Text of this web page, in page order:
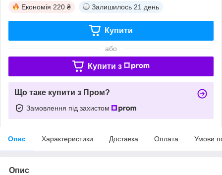
Економія 220 ₴ Залишилось 21 день
Купити
або
Купити з
Що таке купити з Пром?
Замовлення під захистом
Опис Характеристики Доставка Оплата Умови
Опис